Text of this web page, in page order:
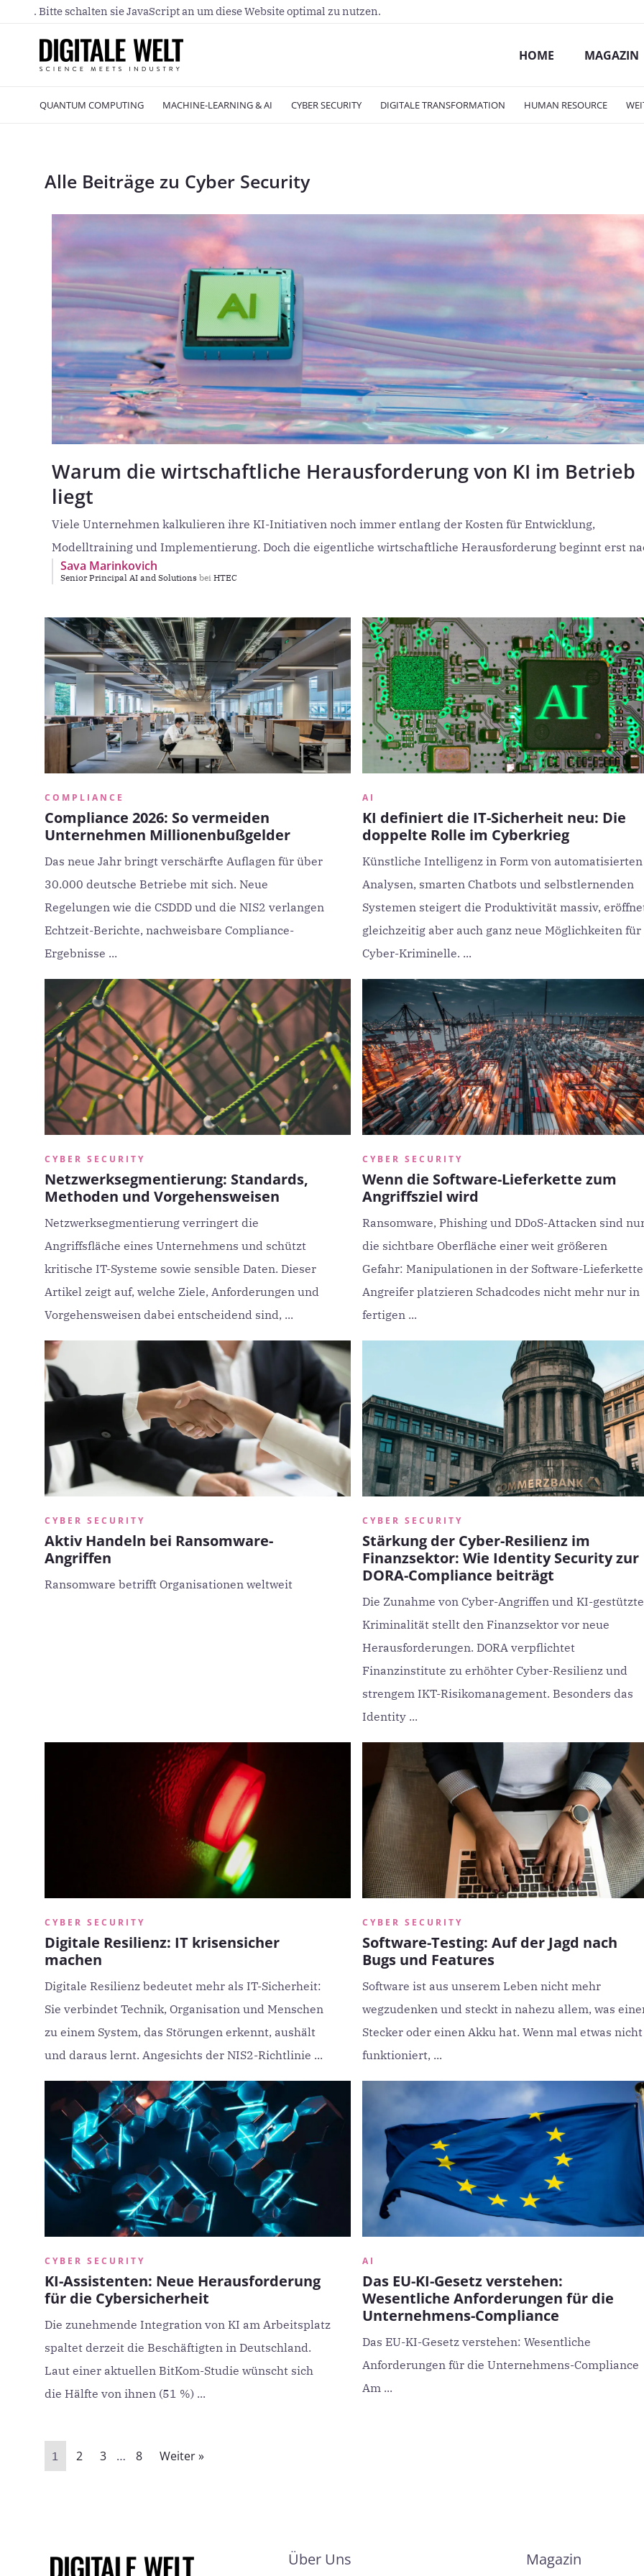
. Bitte schalten sie JavaScript an um diese Website optimal zu nutzen.
HOME MAGAZIN
QUANTUM COMPUTING MACHINE-LEARNING & AI CYBER SECURITY DIGITALE TRANSFORMATION HUMAN RESOURCE
Alle Beiträge zu Cyber Security
Warum die wirtschaftliche Herausforderung von KI im Betrieb
liegt
Viele Unternehmen kalkulieren ihre KI-Initiativen noch immer entlang der Kosten für Entwicklung,
Modelltraining und Implementierung. Doch die eigentliche wirtschaftliche Herausforderung beginnt erst
dem
Sava Marinkovich
Senior Principal AI and Solutions bei HTEC
COMPLIANCE
Compliance 2026: So vermeiden
Unternehmen Millionenbußgelder
Das neue Jahr bringt verschärfte Auflagen für über
30.000 deutsche Betriebe mit sich. Neue
Regelungen wie die CSDDD und die NIS2 verlangen
Echtzeit-Berichte, nachweisbare Compliance-
Ergebnisse ...
AI
KI definiert die IT-Sicherheit neu: Die
doppelte Rolle im Cyberkrieg
Künstliche Intelligenz in Form von automatisierten
Analysen, smarten Chatbots und selbstlernenden
Systemen steigert die Produktivität massiv,
gleichzeitig aber auch ganz neue Möglichkeiten für
Cyber-Kriminelle. ...
CYBER SECURITY
Netzwerksegmentierung: Standards,
Methoden und Vorgehensweisen
Netzwerksegmentierung verringert die
Angriffsfläche eines Unternehmens und schützt
kritische IT-Systeme sowie sensible Daten. Dieser
Artikel zeigt auf, welche Ziele, Anforderungen und
Vorgehensweisen dabei entscheidend sind, ...
CYBER SECURITY
Wenn die Software-Lieferkette zum
Angriffsziel wird
Ransomware, Phishing und DDoS-Attacken sind
die sichtbare Oberfläche einer weit größeren
Gefahr: Manipulationen in der Software-
Angreifer platzieren Schadcodes nicht mehr nur in
fertigen ...
CYBER SECURITY
Aktiv Handeln bei Ransomware-
Angriffen
Ransomware betrifft Organisationen weltweit
CYBER SECURITY
Stärkung der Cyber-Resilienz im
Finanzsektor: Wie Identity Security zur
DORA-Compliance beiträgt
Die Zunahme von Cyber-Angriffen und KI-
Kriminalität stellt den Finanzsektor vor neue
Herausforderungen. DORA verpflichtet
Finanzinstitute zu erhöhter Cyber-Resilienz und
strengem IKT-Risikomanagement. Besonders das
Identity ...
CYBER SECURITY
Digitale Resilienz: IT krisensicher
machen
Digitale Resilienz bedeutet mehr als IT-Sicherheit:
Sie verbindet Technik, Organisation und Menschen
zu einem System, das Störungen erkennt, aushält
und daraus lernt. Angesichts der NIS2-Richtlinie ...
CYBER SECURITY
Software-Testing: Auf der Jagd nach
Bugs und Features
Software ist aus unserem Leben nicht mehr
wegzudenken und steckt in nahezu allem, was
Stecker oder einen Akku hat. Wenn mal etwas nicht
funktioniert, ...
CYBER SECURITY
KI-Assistenten: Neue Herausforderung
für die Cybersicherheit
Die zunehmende Integration von KI am Arbeitsplatz
spaltet derzeit die Beschäftigten in Deutschland.
Laut einer aktuellen BitKom-Studie wünscht sich
die Hälfte von ihnen (51 %) ...
AI
Das EU-KI-Gesetz verstehen:
Wesentliche Anforderungen für die
Unternehmens-Compliance
Das EU-KI-Gesetz verstehen: Wesentliche
Anforderungen für die Unternehmens-Compliance
Am ...
1 2 3 … 8 Weiter »
Über Uns Magazin